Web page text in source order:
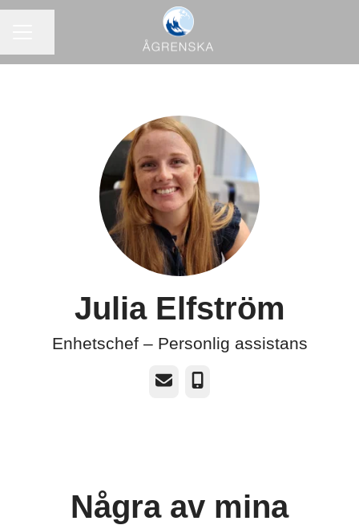
Julia Elfström
Enhetschef – Personlig assistans
E-post
Några av mina